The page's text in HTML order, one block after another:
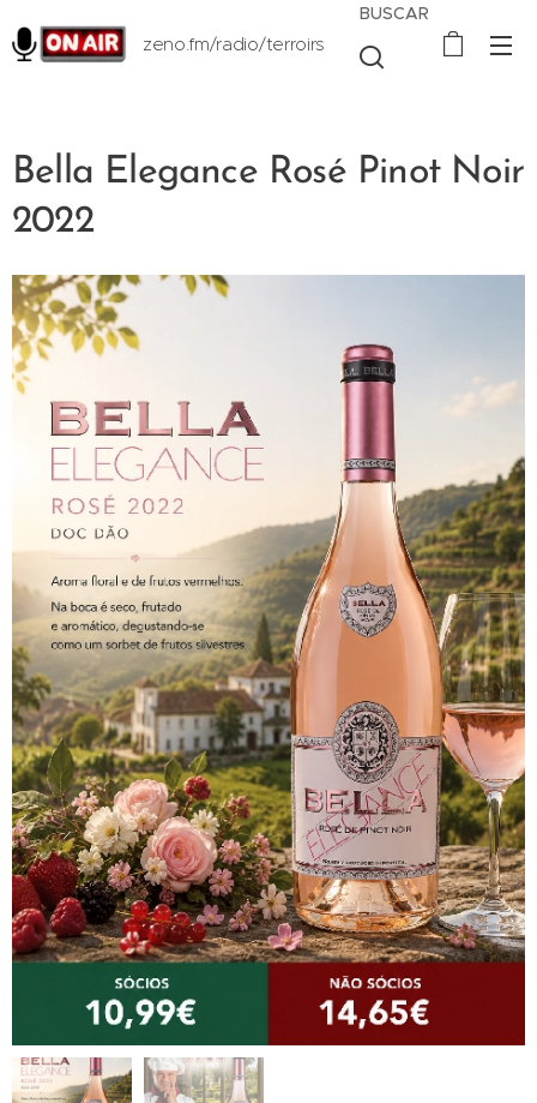
zeno.fm/radio/terroirs
BUSCAR
Bella Elegance Rosé Pinot Noir
2022